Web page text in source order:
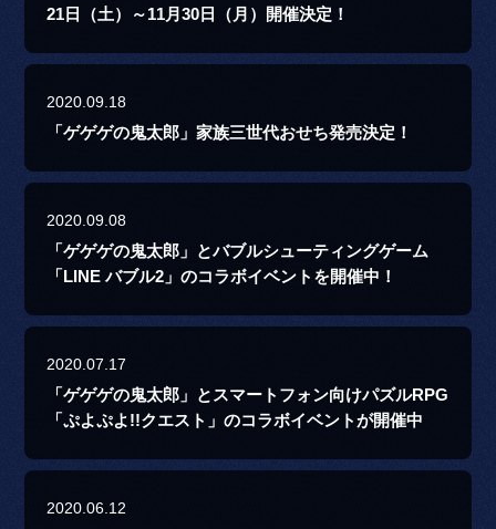
21日（土）～11月30日（月）開催決定！
2020.09.18
「ゲゲゲの鬼太郎」家族三世代おせち発売決定！
2020.09.08
「ゲゲゲの鬼太郎」とバブルシューティングゲーム
「LINE バブル2」のコラボイベントを開催中！
2020.07.17
「ゲゲゲの鬼太郎」とスマートフォン向けパズルRPG
「ぷよぷよ!!クエスト」のコラボイベントが開催中
2020.06.12